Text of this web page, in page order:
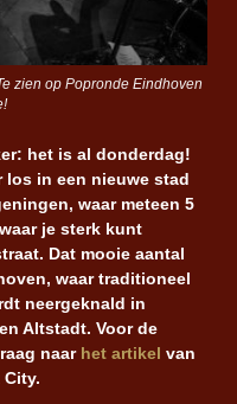
zien op Popronde Eindhoven
het is al donderdag!
los in een nieuwe stad
waar meteen 5
je sterk kunt
Dat mooie aantal
waar traditioneel
neergeknald in
Altstadt. Voor de
naar het artikel van